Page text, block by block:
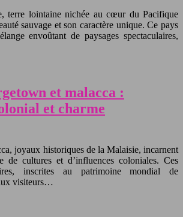
terre lointaine nichée au cœur du Pacifique
sauvage et son caractère unique. Ce pays
envoûtant de paysages spectaculaires,
et malacca :
et charme
joyaux historiques de la Malaisie, incarnent
de cultures et d’influences coloniales. Ces
inscrites au patrimoine mondial de
visiteurs…